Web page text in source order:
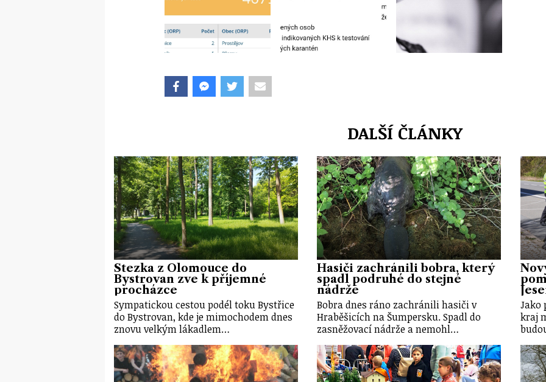
DALŠÍ ČLÁNKY
Stezka z Olomouce do
Bystrovan zve k příjemné
procházce
Sympatickou cestou podél toku Bystřice
do Bystrovan, kde je mimochodem dnes
znovu velkým lákadlem…
Hasiči zachránili bobra, který
spadl podruhé do stejné
nádrže
Bobra dnes ráno zachránili hasiči v
Hraběšicích na Šumpersku. Spadl do
zasněžovací nádrže a nemohl…
Jako
kraj